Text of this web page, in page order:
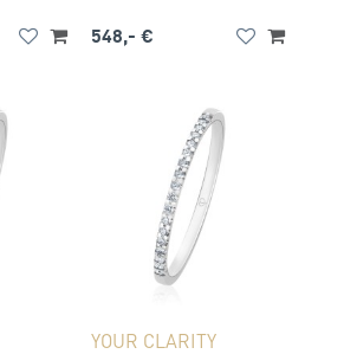
548,- €
YOUR CLARITY